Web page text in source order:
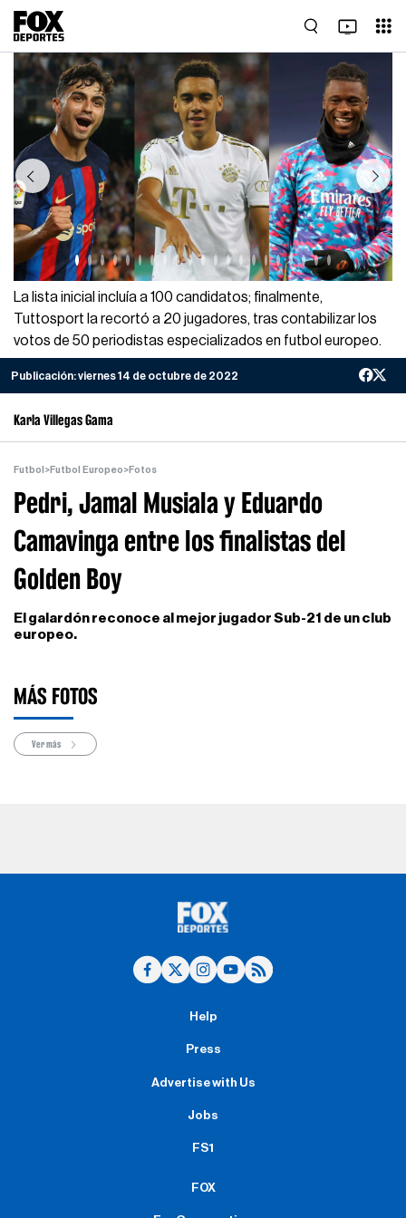
Previous Next
La lista inicial incluía a 100 candidatos; finalmente,
Tuttosport la recortó a 20 jugadores, tras contabilizar los
votos de 50 periodistas especializados en futbol europeo.
Publicación:viernes 14 de octubre de 2022
Karla Villegas Gama
Futbol >Futbol Europeo>Fotos
Pedri, Jamal Musiala y Eduardo
Camavinga entre los finalistas del
Golden Boy
El galardón reconoce al mejor jugador Sub-21 de un club
europeo.
MÁS FOTOS
Ver más
Help
Press
Advertise with Us
Jobs
FS1
FOX